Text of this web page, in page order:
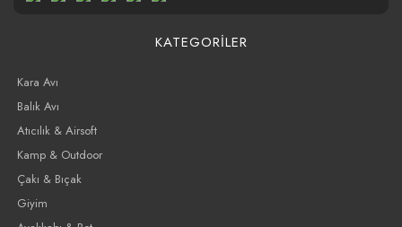
KATEGORİLER
Kara Avı
Balık Avı
Atıcılık & Airsoft
Kamp & Outdoor
Çakı & Bıçak
Giyim